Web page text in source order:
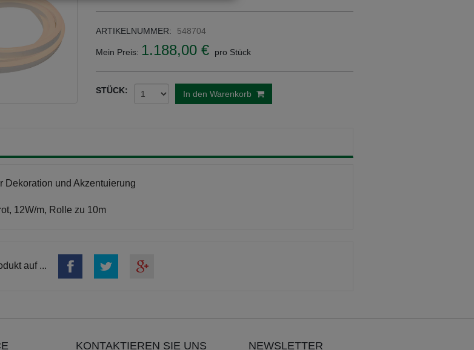
ARTIKELNUMMER: 548704
Mein Preis: 1.188,00 € pro Stück
STÜCK: In den Warenkorb
Dekoration und Akzentuierung
12W/m, Rolle zu 10m
auf ...
KONTAKTIEREN SIE UNS NEWSLETTER